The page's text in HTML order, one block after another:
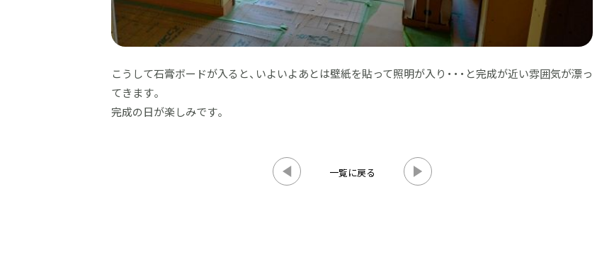
こうして石膏ボードが入ると、いよいよあとは壁紙を貼って照明が入り・・・と完成が近い雰囲気が漂っ
てきます。
完成の日が楽しみです。
一覧に戻る